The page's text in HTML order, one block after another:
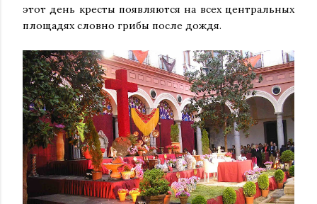
этот день кресты появляются на всех центральных
площадях словно грибы после дождя.